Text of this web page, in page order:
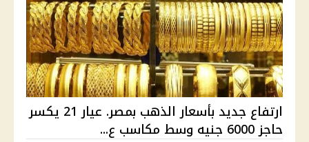
ارتفاع جديد بأسعار الذهب بمصر. عيار 21 يكسر
حاجز 6000 جنيه وسط مكاسب ع...